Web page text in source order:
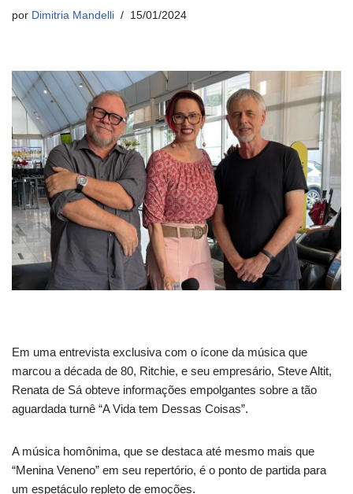
por Dimitria Mandelli 15/01/2024
Em uma entrevista exclusiva com o ícone da música que
marcou a década de 80, Ritchie, e seu empresário, Steve Altit,
Renata de Sá obteve informações empolgantes sobre a tão
aguardada turnê “A Vida tem Dessas Coisas”.
A música homônima, que se destaca até mesmo mais que
“Menina Veneno” em seu repertório, é o ponto de partida para
um espetáculo repleto de emoções.